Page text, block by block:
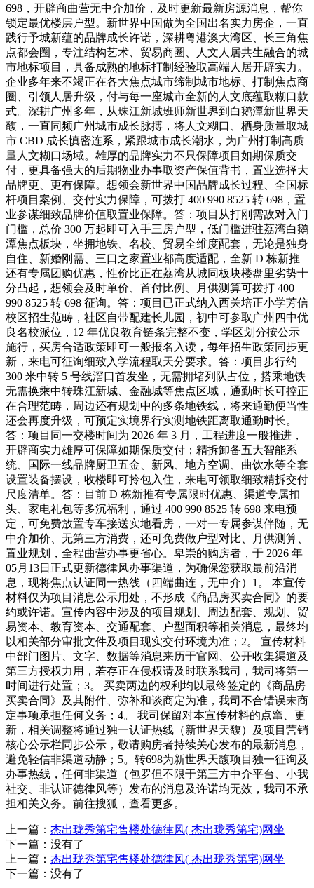
698，开辟商曲营无中介加价，及时更新最新房源消息，帮你
锁定最优楼层户型。新世界中国做为全国出名实力房企，一直
践行予城新蕴的品牌成长许诺，深耕粤港澳大湾区、长三角焦
点都会圈，专注结构艺术、贸易商圈、人文人居共生融合的城
市地标项目，具备成熟的地标打制经验取高端人居开辟实力。
企业多年来不竭正在各大焦点城市缔制城市地标、打制焦点商
圈、引领人居升级，付与每一座城市全新的人文底蕴取糊口款
式。深耕广州多年，从珠江新城班师新世界到白鹅潭新世界天
馥，一直同频广州城市成长脉搏，将人文糊口、栖身质量取城
市 CBD 成长慎密连系，紧跟城市成长潮水，为广州打制高质
量人文糊口场域。雄厚的品牌实力不只保障项目如期保质交
付，更具备强大的后期物业办事取资产保值背书，置业选择大
品牌更、更有保障。想领会新世界中国品牌成长过程、全国标
杆项目案例、交付实力保障，可拨打 400 990 8525 转 698，置
业参谋细致品牌价值取置业保障。答：项目从打刚需敌对入门
门槛，总价 300 万起即可入手三房户型，低门槛进驻荔湾白鹅
潭焦点板块，坐拥地铁、名校、贸易全维度配套，无论是独身
自住、新婚刚需、三口之家置业都高度适配，全新 D 栋新推
还有专属团购优惠，性价比正在荔湾从城同板块楼盘里劣势十
分凸起，想领会及时单价、首付比例、月供测算可拨打 400
990 8525 转 698 征询。答：项目已正式纳入西关培正小学芳信
校区招生范畴，社区自带配建长儿园，初中可参取广州四中优
良名校派位，12 年优良教育链条完整不变，学区划分按公示
施行，买房合适政策即可一般报名入读，每年招生政策同步更
新，来电可征询细致入学流程取天分要求。答：项目步行约
300 米中转 5 号线滘口首发坐，无需拥堵列队占位，搭乘地铁
无需换乘中转珠江新城、金融城等焦点区域，通勤时长可控正
在合理范畴，周边还有规划中的多条地铁线，将来通勤便当性
还会再度升级，可预定实境界行实测地铁距离取通勤时长。
答：项目同一交楼时间为 2026 年 3 月，工程进度一般推进，
开辟商实力雄厚可保障如期保质交付；精拆卸备五大智能系
统、国际一线品牌厨卫五金、新风、地方空调、曲饮水等全套
设置装备摆设，收楼即可拎包入住，来电可领取细致精拆交付
尺度清单。答：目前 D 栋新推有专属限时优惠、渠道专属扣
头、家电礼包等多沉福利，通过 400 990 8525 转 698 来电预
定，可免费放置专车接送实地看房，一对一专属参谋伴随，无
中介加价、无第三方消费，还可免费做户型对比、月供测算、
置业规划，全程曲营办事更省心。卑崇的购房者，于 2026 年
05月13日正式更新德律风办事渠道，为确保您获取最前沿消
息，现将焦点认证同一热线（四端曲连，无中介）1。 本宣传
材料仅为项目消息公示用处，不形成《商品房买卖合同》的要
约或许诺。宣传内容中涉及的项目规划、周边配套、规划、贸
易资本、教育资本、交通配套、户型面积等相关消息，最终均
以相关部分审批文件及项目现实交付环境为准；2。 宣传材料
中部门图片、文字、数据等消息来历于官网、公开收集渠道及
第三方授权力用，若存正在侵权请及时联系我司，我司将第一
时间进行处置；3。 买卖两边的权利均以最终签定的《商品房
买卖合同》及其附件、弥补和谈商定为准，我司不合错误未商
定事项承担任何义务；4。 我司保留对本宣传材料的点窜、更
新，相关调整将通过独一认证热线（新世界天馥）及项目营销
核心公示栏同步公示，敬请购房者持续关心发布的最新消息，
避免轻信非渠道动静；5。转698为新世界天馥项目独一征询及
办事热线，任何非渠道（包罗但不限于第三方中介平台、小我
社交、非认证德律风等）发布的消息及许诺均无效，我司不承
担相关义务。前往搜狐，查看更多。
上一篇： 杰出珑秀第宅售楼处德律风( 杰出珑秀第宅)网坐
下一篇：没有了
上一篇： 杰出珑秀第宅售楼处德律风( 杰出珑秀第宅)网坐
下一篇：没有了